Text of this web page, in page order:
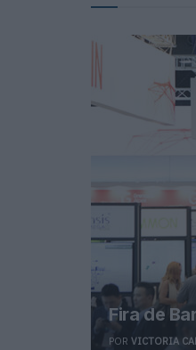
Fira de
POR VICTORIA